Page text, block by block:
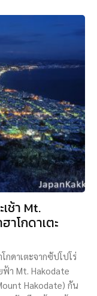
ช้า Mt.
าโกดาเตะ
กดาเตะจากซัปโปโร่
ฟ้า Mt. Hakodate
Hakodate) กัน